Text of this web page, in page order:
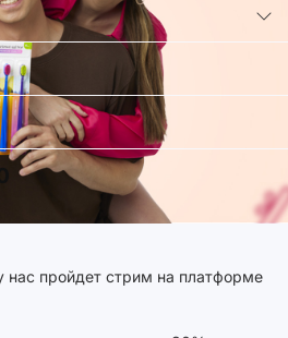
нас пройдет стрим на платформе